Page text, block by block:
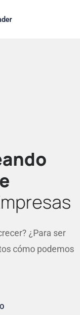
¿Para ser
cómo podemos